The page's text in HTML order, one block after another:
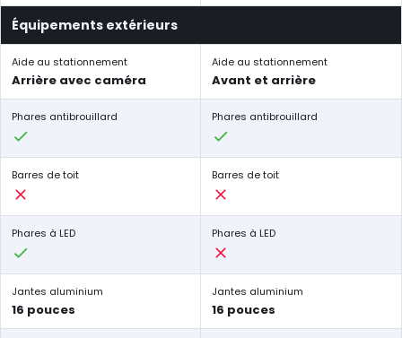
Équipements extérieurs
Aide au stationnement
Arrière avec caméra
Aide au stationnement
Avant et arrière
Phares antibrouillard Phares antibrouillard
Barres de toit Barres de toit
Phares à LED Phares à LED
Jantes aluminium
16 pouces
Jantes aluminium
16 pouces